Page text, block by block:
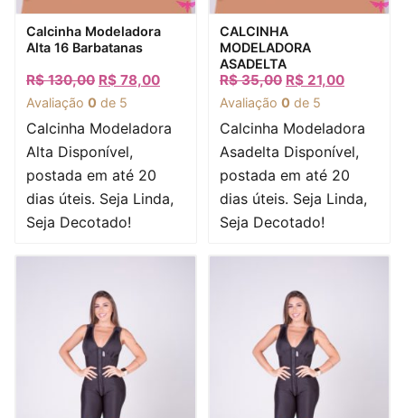
Visualização rápida
Calcinha Modeladora
Alta 16 Barbatanas
R$130,00 R$ 78,00
Avaliação 0 de 5
Calcinha Modeladora
Alta Disponível,
postada em até 20
dias úteis. Seja Linda,
Seja Decotado!
Visualização rápida
CALCINHA
MODELADORA
ASADELTA
R$35,00 R$ 21,00
Avaliação 0 de 5
Calcinha Modeladora
Asadelta Disponível,
postada em até 20
dias úteis. Seja Linda,
Seja Decotado!